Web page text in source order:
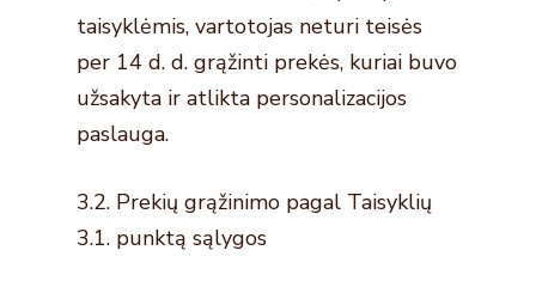
taisyklėmis, vartotojas neturi teisės
per 14 d. d. grąžinti prekės, kuriai buvo
užsakyta ir atlikta personalizacijos
paslauga.
3.2. Prekių grąžinimo pagal Taisyklių
3.1. punktą sąlygos